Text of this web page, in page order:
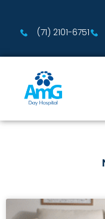
(71) 2101-6751